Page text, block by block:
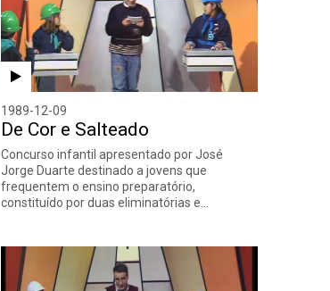
1989-12-09
De Cor e Salteado
Concurso infantil apresentado por José
Jorge Duarte destinado a jovens que
frequentem o ensino preparatório,
constituído por duas eliminatórias e…